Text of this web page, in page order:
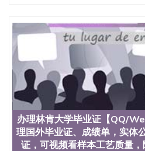
昆士兰大学学历成绩单购买学
士做文凭/购买澳洲大学毕业
理普渡大学毕业证【QQ/
外毕业证、成绩单，实体公司
证，可视频看样本工艺质量，
毕业证成绩单，学校，专业，
根据客户要求安排办PU成绩
（可查）Purdue University
办理林肯大学毕业证【QQ/
理国外毕业证、成绩单，实体
证，可视频看样本工艺质量，